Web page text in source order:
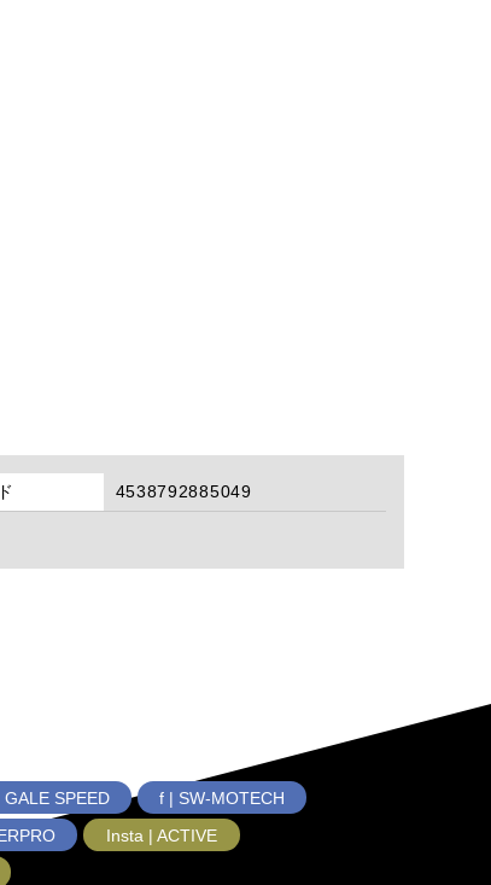
4538792885049
GALE SPEED
f | SW-MOTECH
Insta | ACTIVE